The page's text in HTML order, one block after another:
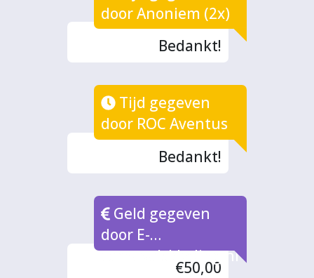
door Anoniem (2x)
Bedankt!
Tijd gegeven
door ROC Aventus
Bedankt!
Geld gegeven
door E-
carnavalskleding.nl
€50,00